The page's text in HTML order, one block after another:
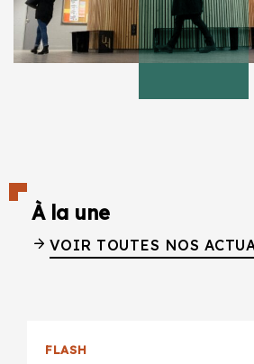
À la une
VOIR TOUTES NOS
FLASH